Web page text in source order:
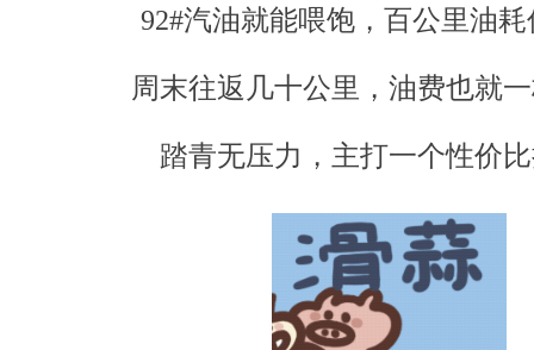
92#汽油就能喂饱，百公里油耗
周末往返几十公里，油费也就
踏青无压力，主打一个性价